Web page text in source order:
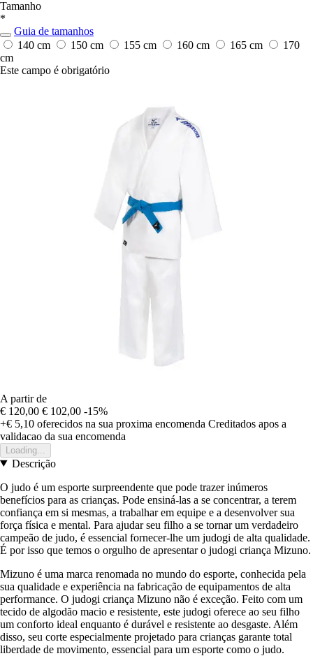
Tamanho
*
Guia de tamanhos
140 cm
150 cm 155 cm 160 cm 165 cm
170
cm
Este campo é obrigatório
A partir de
€ 120,00 € 102,00 -15%
+€ 5,10 oferecidos na sua proxima encomenda Creditados apos a
validacao da sua encomenda
Loading...
Descrição
O judo é um esporte surpreendente que pode trazer inúmeros
benefícios para as crianças. Pode ensiná-las a se concentrar, a terem
confiança em si mesmas, a trabalhar em equipe e a desenvolver sua
força física e mental. Para ajudar seu filho a se tornar um verdadeiro
campeão de judo, é essencial fornecer-lhe um judogi de alta qualidade.
É por isso que temos o orgulho de apresentar o judogi criança Mizuno.
Mizuno é uma marca renomada no mundo do esporte, conhecida pela
sua qualidade e experiência na fabricação de equipamentos de alta
performance. O judogi criança Mizuno não é exceção. Feito com um
tecido de algodão macio e resistente, este judogi oferece ao seu filho
um conforto ideal enquanto é durável e resistente ao desgaste. Além
disso, seu corte especialmente projetado para crianças garante total
liberdade de movimento, essencial para um esporte como o judo.